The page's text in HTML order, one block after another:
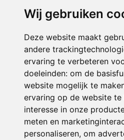
Wij gebruiken
Deze website maakt
andere
ervaring te verbeteren
doeleinden: om de
website mogelijk te
ervaring op de website te
interesse in onze
meten en
personaliseren, om
ONDERDEEL
© 2026 Avonturijn | Alle
Privacy policy|Disclaimer|